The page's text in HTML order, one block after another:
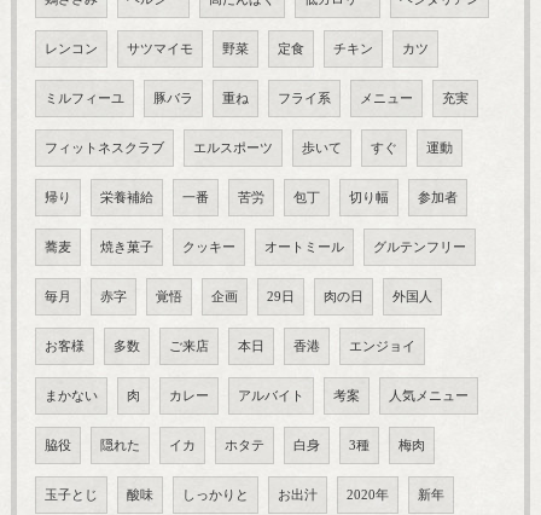
レンコン サツマイモ 野菜 定食 チキン カツ
ミルフィーユ 豚バラ 重ね フライ系 メニュー 充実
フィットネスクラブ エルスポーツ 歩いて すぐ 運動
帰り 栄養補給 一番 苦労 包丁 切り幅 参加者
蕎麦 焼き菓子 クッキー オートミール グルテンフリー
毎月 赤字 覚悟 企画 29日 肉の日 外国人
お客様 多数 ご来店 本日 香港 エンジョイ
まかない 肉 カレー アルバイト 考案 人気メニュー
脇役 隠れた イカ ホタテ 白身 3種 梅肉
玉子とじ 酸味 しっかりと お出汁 2020年 新年